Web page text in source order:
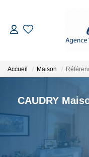
Accueil Maison
CAUDRY